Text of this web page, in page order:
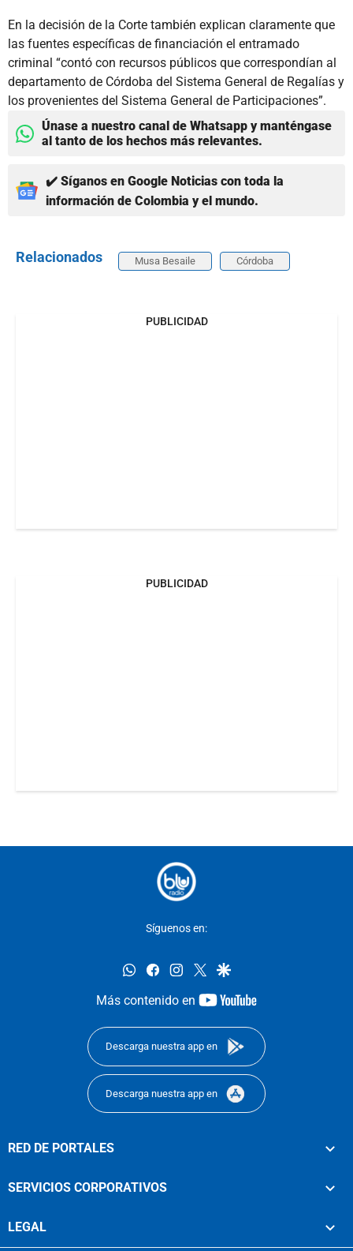
En la decisión de la Corte también explican claramente que
las fuentes específicas de financiación el entramado
criminal “contó con recursos públicos que correspondían al
departamento de Córdoba del Sistema General de Regalías y
los provenientes del Sistema General de Participaciones”.
Únase a nuestro canal de Whatsapp y manténgase
al tanto de los hechos más relevantes.
✔️ Síganos en Google Noticias con toda la
información de Colombia y el mundo.
Relacionados Musa Besaile Córdoba
PUBLICIDAD
PUBLICIDAD
Síguenos en:
whatsappfacebookinstagram
twittergoogle
Más contenido en
youtube-
Descarga nuestra app en
Descarga nuestra app en
RED DE PORTALES
SERVICIOS CORPORATIVOS
LEGAL